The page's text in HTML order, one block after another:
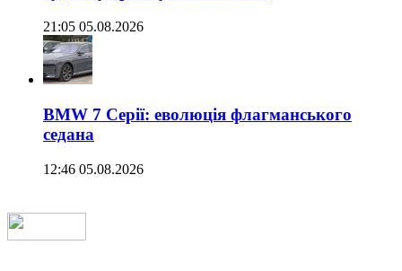
21:05 05.08.2026
BMW 7 Серії: еволюція флагманського
седана
12:46 05.08.2026